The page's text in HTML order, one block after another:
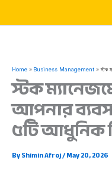
Home Business Management স্টক
স্টক
আপনার
৫টি আধুনিক
ByShimin Afroj/May 20, 2026